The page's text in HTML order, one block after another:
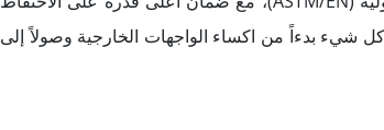
كل شيء بدءاً من اكساء الواجهات الخارجية وصولاً إلى